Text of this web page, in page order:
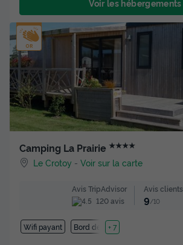
Voir les hébergements
Camping La Prairie ★★★★
Le Crotoy -Voir sur la carte
Avis TripAdvisor
120 avis
Avis clients
9/10
Wifi payant Bord de mer
+ 7